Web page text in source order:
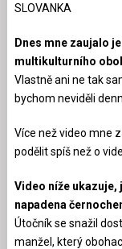
SLOVANKA
Dnes mne zaujalo
multikulturního
Vlastně ani ne tak
bychom neviděli
Více než video mne
podělit spíš než o
Video níže ukazuje,
napadena
Útočník se snažil
manžel, který